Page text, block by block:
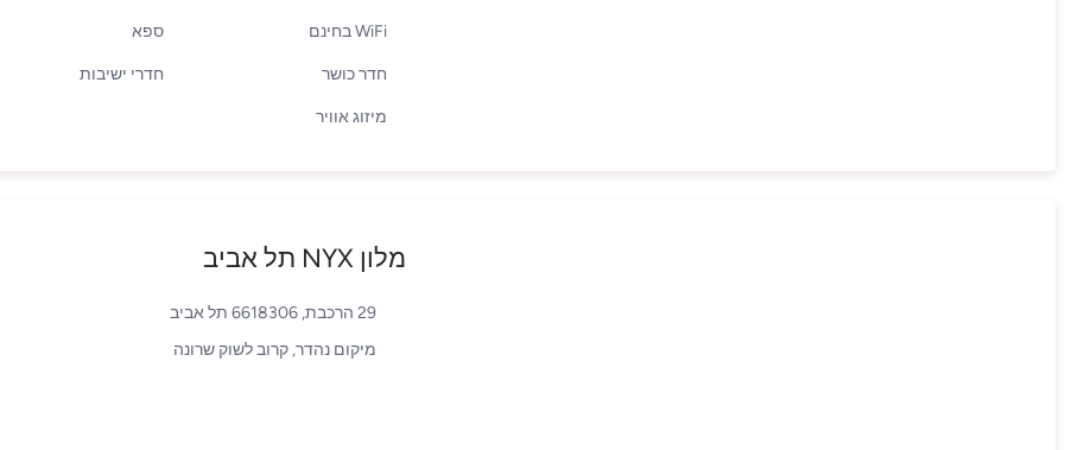
WiFi בחינם ספא
חדר כושר חדרי ישיבות
מיזוג אוויר
מלון NYX תל אביב
29 הרכבת, 6618306 תל אביב
מיקום נהדר, קרוב לשוק שרונה